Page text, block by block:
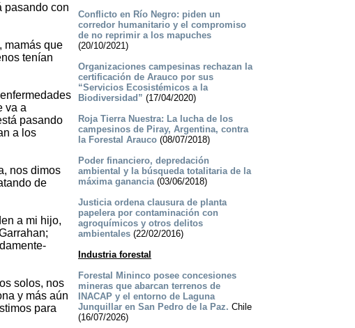
pasando con
mamás que
tenían
va a
pasando
a los
nos dimos
de
a mi hijo,
solos, nos
y más aún
para
Conflicto en Río Negro: piden un
corredor humanitario y el compromiso
de no reprimir a los mapuches
(20/10/2021)
Organizaciones campesinas rechazan la
certificación de Arauco por sus
“Servicios Ecosistémicos a la
Biodiversidad” (17/04/2020)
Roja Tierra Nuestra: La lucha de los
campesinos de Piray, Argentina, contra
la Forestal Arauco(08/07/2018)
Poder financiero, depredación
ambiental y la búsqueda totalitaria de la
máxima ganancia(03/06/2018)
Justicia ordena clausura de planta
papelera por contaminación con
agroquímicos y otros delitos
ambientales(22/02/2016)
Industria forestal
Forestal Mininco posee concesiones
mineras que abarcan terrenos de
INACAP y el entorno de Laguna
Junquillar en San Pedro de la Paz. Chile
(16/07/2026)